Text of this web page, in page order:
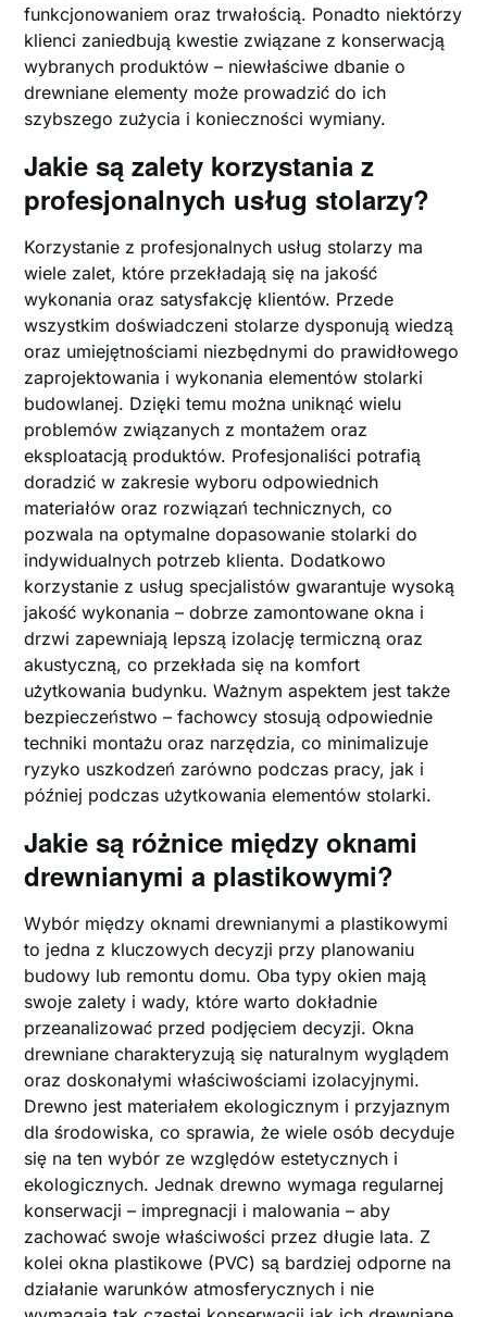
funkcjonowaniem oraz trwałością. Ponadto niektórzy
klienci zaniedbują kwestie związane z konserwacją
wybranych produktów – niewłaściwe dbanie o
drewniane elementy może prowadzić do ich
szybszego zużycia i konieczności wymiany.
Jakie są zalety korzystania z
profesjonalnych usług stolarzy?
Korzystanie z profesjonalnych usług stolarzy ma
wiele zalet, które przekładają się na jakość
wykonania oraz satysfakcję klientów. Przede
wszystkim doświadczeni stolarze dysponują wiedzą
oraz umiejętnościami niezbędnymi do prawidłowego
zaprojektowania i wykonania elementów stolarki
budowlanej. Dzięki temu można uniknąć wielu
problemów związanych z montażem oraz
eksploatacją produktów. Profesjonaliści potrafią
doradzić w zakresie wyboru odpowiednich
materiałów oraz rozwiązań technicznych, co
pozwala na optymalne dopasowanie stolarki do
indywidualnych potrzeb klienta. Dodatkowo
korzystanie z usług specjalistów gwarantuje wysoką
jakość wykonania – dobrze zamontowane okna i
drzwi zapewniają lepszą izolację termiczną oraz
akustyczną, co przekłada się na komfort
użytkowania budynku. Ważnym aspektem jest także
bezpieczeństwo – fachowcy stosują odpowiednie
techniki montażu oraz narzędzia, co minimalizuje
ryzyko uszkodzeń zarówno podczas pracy, jak i
później podczas użytkowania elementów stolarki.
Jakie są różnice między oknami
drewnianymi a plastikowymi?
Wybór między oknami drewnianymi a plastikowymi
to jedna z kluczowych decyzji przy planowaniu
budowy lub remontu domu. Oba typy okien mają
swoje zalety i wady, które warto dokładnie
przeanalizować przed podjęciem decyzji. Okna
drewniane charakteryzują się naturalnym wyglądem
oraz doskonałymi właściwościami izolacyjnymi.
Drewno jest materiałem ekologicznym i przyjaznym
dla środowiska, co sprawia, że wiele osób decyduje
się na ten wybór ze względów estetycznych i
ekologicznych. Jednak drewno wymaga regularnej
konserwacji – impregnacji i malowania – aby
zachować swoje właściwości przez długie lata. Z
kolei okna plastikowe (PVC) są bardziej odporne na
działanie warunków atmosferycznych i nie